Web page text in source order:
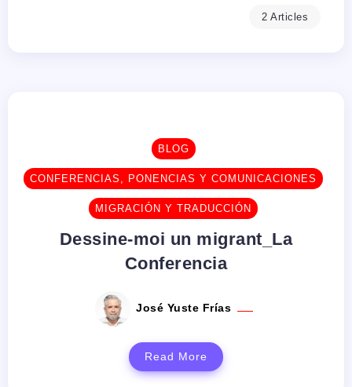
2 Articles
BLOG
CONFERENCIAS, PONENCIAS Y COMUNICACIONES
MIGRACIÓN Y TRADUCCIÓN
Dessine-moi un migrant_La
Conferencia
José Yuste Frías
Read More